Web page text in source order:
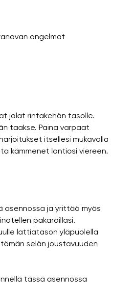
ongelmat
jalat rintakehän tasolle.
taakse. Paina varpaat
itsellesi mukavalla
kämmenet lantiosi viereen.
asennossa ja yrittää myös
pakaroillasi.
lattiatason yläpuolella
selän joustavuuden
tässä asennossa